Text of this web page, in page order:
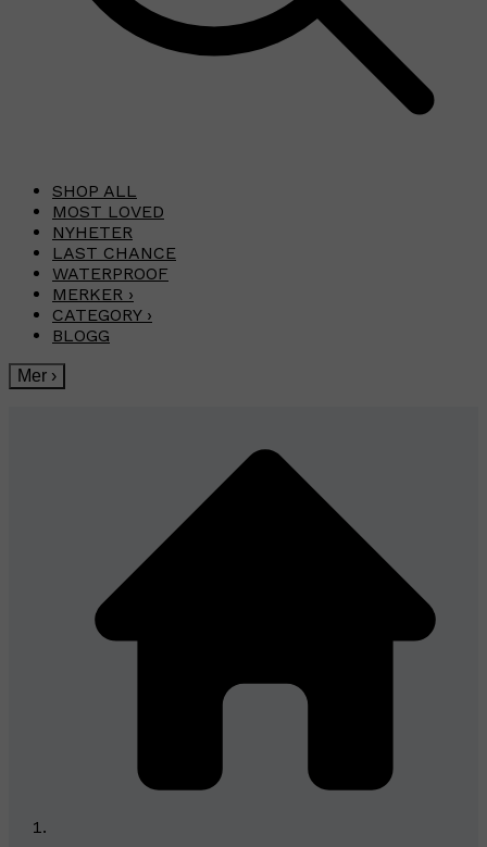
SHOP ALL
MOST LOVED
NYHETER
LAST CHANCE
WATERPROOF
MERKER ›
CATEGORY ›
BLOGG
Mer ›